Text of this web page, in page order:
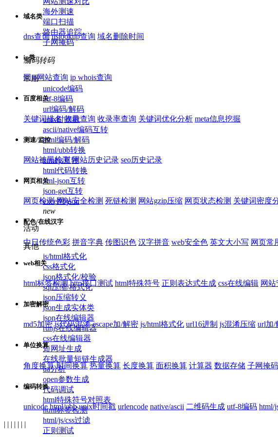
海外测速
端口扫描
路由器追踪
子网掩码
编码转码
常用
unicode编码
utf-8编码
url编码/解码
unix时间戳
ascii/native编码互转
html编码/解码
html/ubb转换
html/js互转
html代码转换
xml-json互转
json-get互转
excel转json
new
活动
其他
js/html格式化
css格式化
json格式化/校验
sql压缩/格式化
json压缩转义
json生成实体类
json在线编辑器
runjs在线编辑器
css在线编辑器
短网址生成
在线批量短链生成器
ua分析
open参数生成
代码调试
html特殊符号对照表
html标签检测
html/js/css过滤
正则测试
域名类
dns查询 nslookup查询 域名删除时间
ip类
同ip网站查询 ip whois查询
百度相关
关键词排名 收录查询 收录率查询 关键词优化分析 meta信息挖掘
测速/监控
网站被黑检测 网站历史记录 seo历史记录
网页相关
网页检测 网站安全检测 死链检测 网站gzip压缩 网页状态检测 关键词密度
配色/在线汉字
中日传统色彩 拼音字典 传图识色 汉字拼音 web安全色 英文大小写 网页常
web相关
html标签检测 http接口测试 html特殊符号 正则表达式生成 css在线编辑 网站
加密解密
md5加密 js代码混淆 escape加/解密 js/html格式化 url16进制 js混淆压缩 url加/
单位换算
角度换算 时间换算 热量换算 长度换算 面积换算 计算器 数据存储 子网掩码
编码转换
unicode html/ubb unix时间戳 urlencode native/ascii 二维码生成 utf-8编码 html/
| | | | | | |